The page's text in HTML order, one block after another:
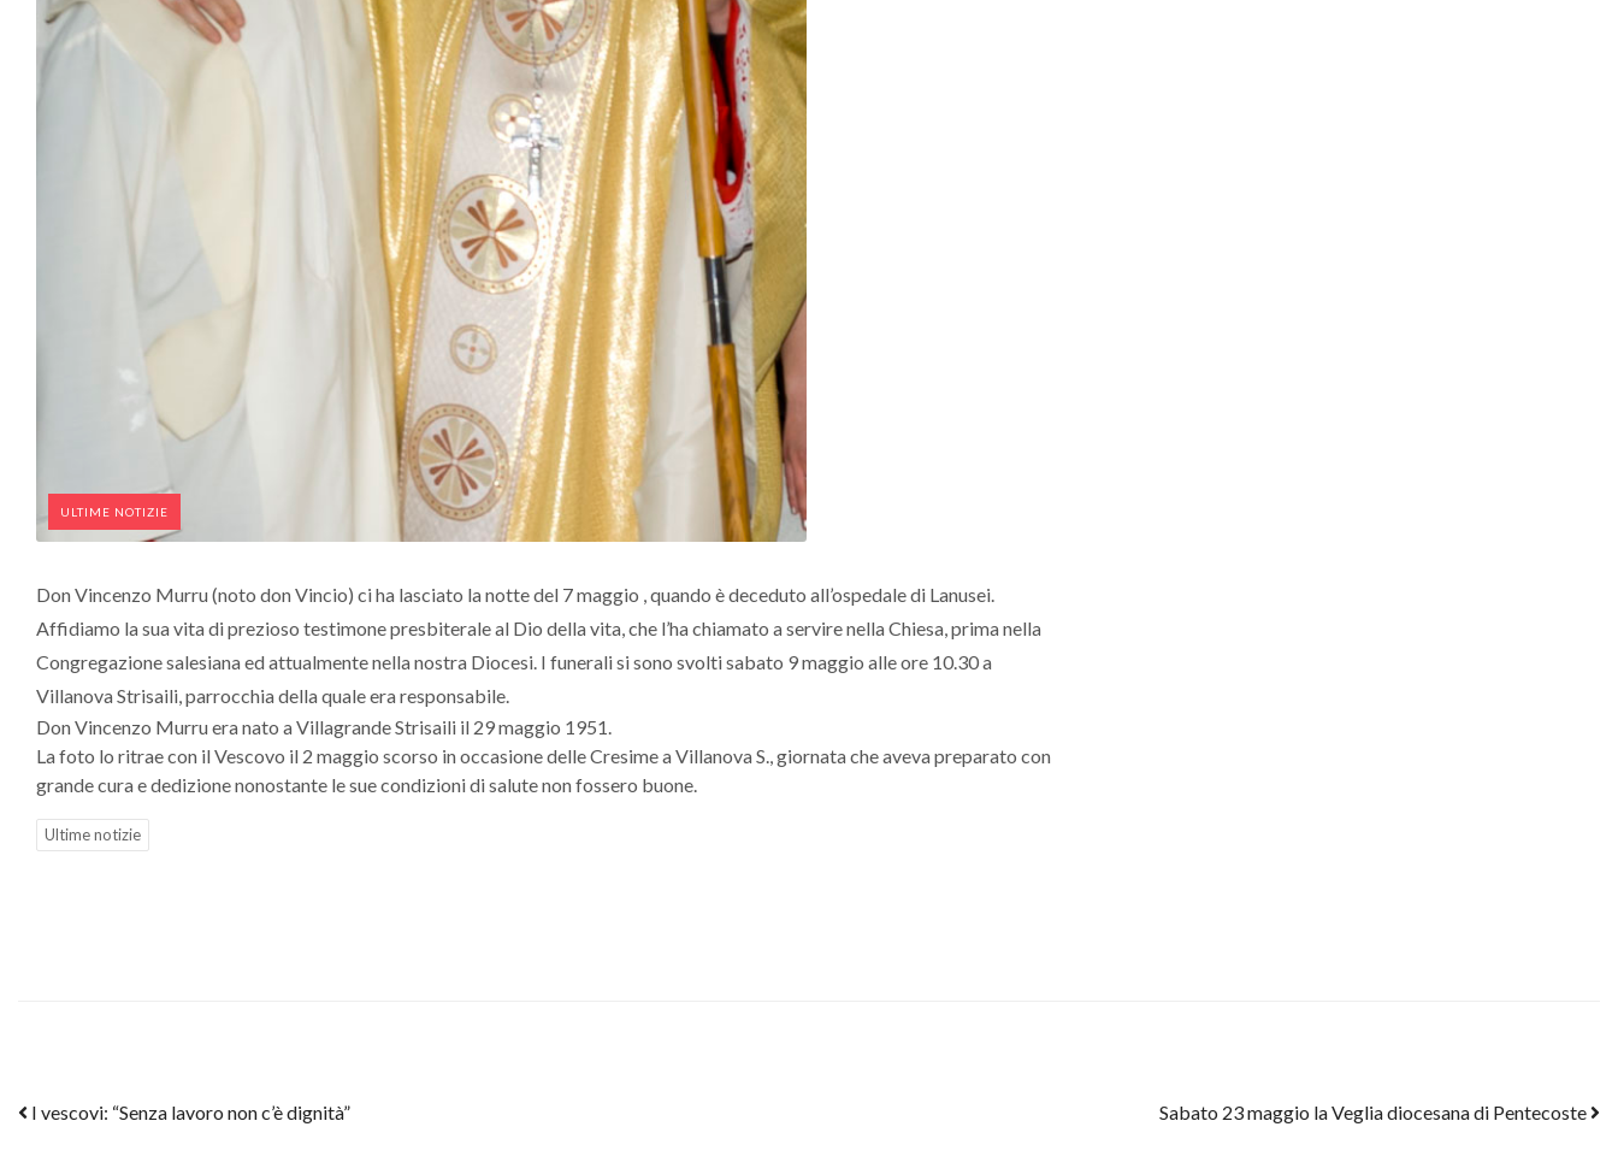
ULTIME NOTIZIE
Don Vincenzo Murru (noto don Vincio) ci ha lasciato la notte del 7 maggio , quando è deceduto all’ospedale di Lanusei.
Affidiamo la sua vita di prezioso testimone presbiterale al Dio della vita, che l’ha chiamato a servire nella Chiesa, prima nella
Congregazione salesiana ed attualmente nella nostra Diocesi. I funerali si sono svolti sabato 9 maggio alle ore 10.30 a
Villanova Strisaili, parrocchia della quale era responsabile.
Don Vincenzo Murru era nato a Villagrande Strisaili il 29 maggio 1951.
La foto lo ritrae con il Vescovo il 2 maggio scorso in occasione delle Cresime a Villanova S., giornata che aveva preparato con
grande cura e dedizione nonostante le sue condizioni di salute non fossero buone.
Ultime notizie
Post navigation
I vescovi: “Senza lavoro non c’è dignità” Sabato 23 maggio la Veglia diocesana di Pentecoste